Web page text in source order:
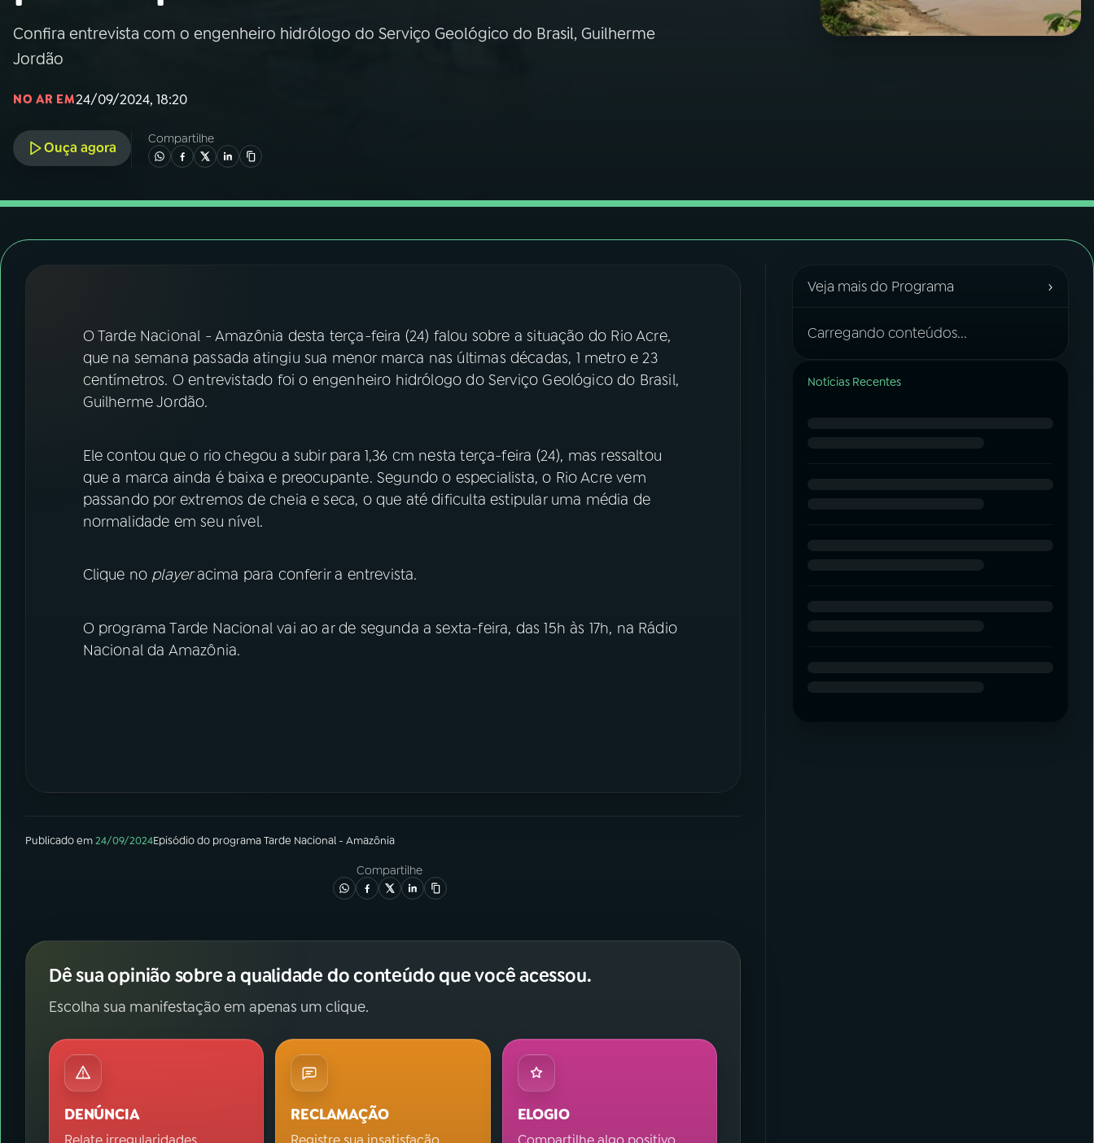
04PROGRAMAS
05 PODCASTS
06VIDEOCASTS
07ÚLTIMAS
YouTube Facebook
Instagram X
Confira entrevista com o engenheiro hidrólogo do Serviço Geológico do Brasil, Guilherme
Jordão
NO AR EM24/09/2024, 18:20
Ouça agora
Compartilhe
O Tarde Nacional - Amazônia desta terça-feira (24) falou sobre a situação do Rio Acre,
que na semana passada atingiu sua menor marca nas últimas décadas, 1 metro e 23
centímetros. O entrevistado foi o engenheiro hidrólogo do Serviço Geológico do Brasil,
Guilherme Jordão.
Ele contou que o rio chegou a subir para 1,36 cm nesta terça-feira (24), mas ressaltou
que a marca ainda é baixa e preocupante. Segundo o especialista, o Rio Acre vem
passando por extremos de cheia e seca, o que até dificulta estipular uma média de
normalidade em seu nível.
Clique no playeracima para conferir a entrevista.
O programa Tarde Nacional vai ao ar de segunda a sexta-feira, das 15h às 17h, na Rádio
Nacional da Amazônia.
Publicado em24/09/2024Episódiodo programaTarde Nacional - Amazônia
Compartilhe
Dê sua opinião sobre a qualidade do conteúdo que você acessou.
Escolha sua manifestação em apenas um clique.
DENÚNCIA RECLAMAÇÃO ELOGIO
Veja mais do Programa ›
Carregando conteúdos...
Notícias Recentes